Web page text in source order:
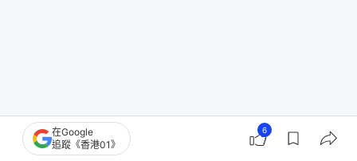
在Google
追蹤《香港01》
6